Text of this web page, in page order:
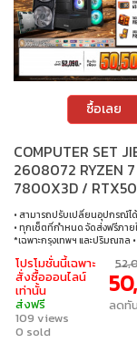
ซื้อเลย
COMPUTER SET
2608072 RYZEN 7
7800X3D /
8GB / B650 / 16GB
M.2 1TB
• สามารถปรับเปลี่ยนอุปกรณ์ไ
• ทุกเซ็ตที่กำหนด จัดส่งฟรีภาย
*เฉพาะกรุงเทพฯ และปริมณฑล
คอมพิวเตอร์เสียภายใน 30 วั
เปลี่ยนอุปกรณ์คอมพิวเตอร์ให
ภายใน 24 ชั่วโมง เฉพาะซื้อผ่าน
เท่านั้น (เงื่อนไขเป็นไปตามที่ก
สบายๆ 0% นาน 10 เดือน ทุกเ
ซ่อมและตรวจเช็คอาการ ฟรี! ได้ที่
สาขา ทั่วประเทศ
โปรโมชั่นนี้เฉพาะ
สั่งซื้อออนไลน์
เท่านั้น
ส่งฟรี
109 views
0 sold
ลดทั